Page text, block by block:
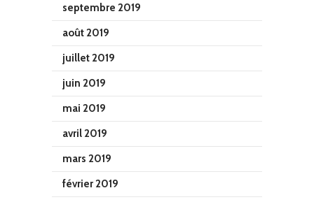
septembre 2019
août 2019
juillet 2019
juin 2019
mai 2019
avril 2019
mars 2019
février 2019